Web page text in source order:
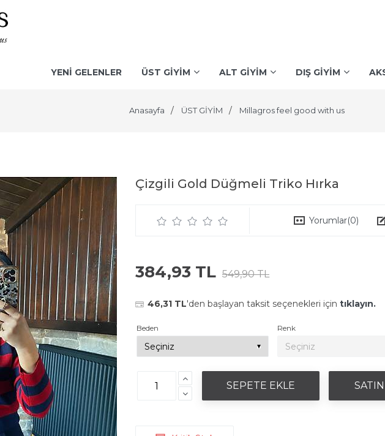
YENİ GELENLER ÜST GİYİM ALT GİYİM DIŞ GİYİM
Anasayfa ÜST GİYİM Millagros feel good with us
Çizgili Gold Düğmeli Triko Hırka
Yorumlar(0)
384,93 TL 549,90 TL
46,31 TL'den başlayan taksit seçenekleri için tıklayın.
Beden Renk